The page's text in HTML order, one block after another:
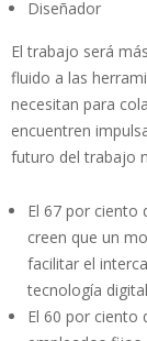
Diseñador
El trabajo será
fluido a las
necesitan para
encuentren
futuro del trabajo
El 67 por ciento
creen que un
facilitar el
tecnología
El 60 por ciento